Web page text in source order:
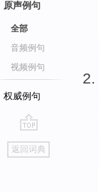
原声例句
全部
音频例句
视频例句
权威例句
go
top
返回词典